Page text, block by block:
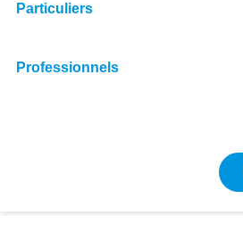
Particuliers
Professionnels